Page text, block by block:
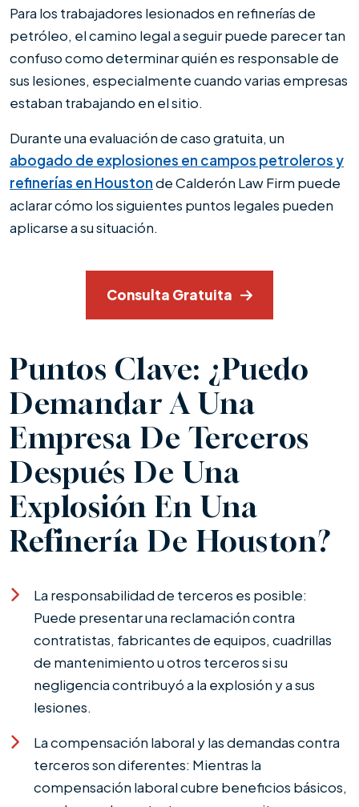
Para los trabajadores lesionados en refinerías de
petróleo, el camino legal a seguir puede parecer tan
confuso como determinar quién es responsable de
sus lesiones, especialmente cuando varias empresas
estaban trabajando en el sitio.
Durante una evaluación de caso gratuita, un
abogado de explosiones en campos petroleros y
refinerías en Houstonde Calderón Law Firm puede
aclarar cómo los siguientes puntos legales pueden
aplicarse a su situación.
Consulta Gratuita
Puntos Clave: ¿Puedo
Demandar A Una
Empresa De Terceros
Después De Una
Explosión En Una
Refinería De Houston?
La responsabilidad de terceros es posible:
Puede presentar una reclamación contra
contratistas, fabricantes de equipos, cuadrillas
de mantenimiento u otros terceros si su
negligencia contribuyó a la explosión y a sus
lesiones.
La compensación laboral y las demandas contra
terceros son diferentes: Mientras la
compensación laboral cubre beneficios básicos,